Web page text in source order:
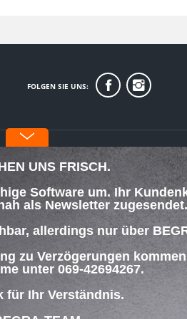
FOLGEN SIE UNS:
UNS FRISCH.
Software um. Ihr
als Newsletter zugesendet.
allerdings nur über
zu Verzögerungen
unter 069-42694267.
für Ihr Verständnis.
INFORMATIONEN
Über uns
Datenschutz
Impressum